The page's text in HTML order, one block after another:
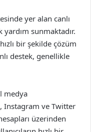
yer alan canlı
yardım sunmaktadır.
bir şekilde çözüm
destek, genellikle
medya
Instagram ve Twitter
üzerinden